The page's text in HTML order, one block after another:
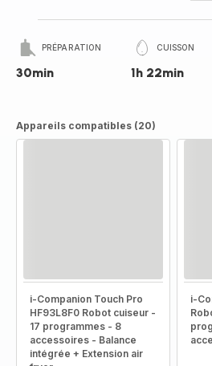
PRÉPARATION
30min
CUISSON
1h 22min
Appareils compatibles (20)
i-Companion Touch Pro
HF93L8F0 Robot cuiseur -
17 programmes - 8
accessoires - Balance
intégrée + Extension air
i-